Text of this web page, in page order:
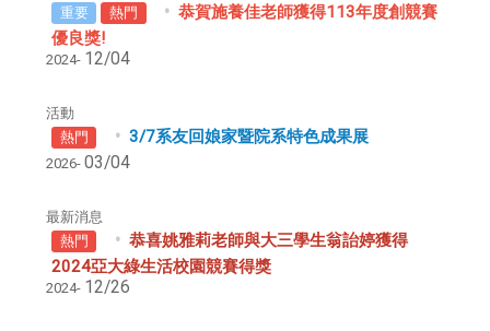
重要
熱門
恭賀施養佳老師獲得113年度創競賽
優良獎!
2024- 12/04
活動
熱門
3/7系友回娘家暨院系特色成果展
2026- 03/04
最新消息
熱門
恭喜姚雅莉老師與大三學生翁詒婷獲得
2024亞大綠生活校園競賽得獎
2024- 12/26